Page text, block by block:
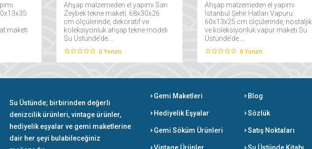
maketi
Ahşap malzemeden el yapımı Sarı
Zeybek tekne maketi. 68x30x26
cm ölçülerinde, dekoratif ve
koleksiyonluk ahşap tekne modeli
Su Üstünde’de....
0 Yorum
Ahşap malzemeden el yapımı
İstanbul Şehir Hatları Vapuru.
60x13x25 cm ölçülerinde, nostaljik
ve koleksiyonluk vapur maketi Su
Üstünde’de....
0 Yorum
Su Üstünde; birbirinden değerli
denizcilik ürünleri, vintage ürünler,
hediyelik eşyalar ve gemi maketlerine
dair her şeyi bulabileceğiniz
Gemi Maketleri
Hediyelik Eşyalar
Gemi Söküm Ürünleri
Blog
Sözlük
Satış Noktaları